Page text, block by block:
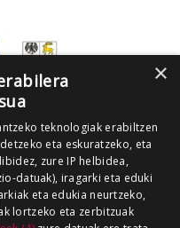
×
teknologiak erabiltzen
eta eskuratzeko, eta
zure IP helbidea,
datuak), iragarki eta eduki
eta edukia neurtzeko,
lortzeko eta zerbitzuak